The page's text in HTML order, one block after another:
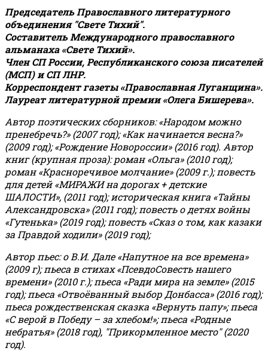
Председатель Православного литературного
объединения "Свете Тихий".
Составитель Международного православного
альманаха «Свете Тихий».
Член СП России, Республиканского союза писателей
(МСП) и СП ЛНР.
Корреспондент газеты «Православная Луганщина».
Лауреат литературной премии «Олега Бишерева».
Автор поэтических сборников: «Народом можно
пренебречь?» (2007 год); «Как начинается весна?»
(2009 год); «Рождение Новороссии» (2016 год). Автор
книг (крупная проза): роман «Ольга» (2010 год);
роман «Красноречивое молчание» (2009 г.); повесть
для детей «МИРАЖИ на дорогах + детские
ШАЛОСТИ», (2011 год); историческая книга «Тайны
Александровска» (2011 год); повесть о детях войны
«Гутенька» (2019 год); повесть «Сказ о том, как казаки
за Правдой ходили» (2019 год);
Автор пьес: о В.И. Дале «Напутное на все времена»
(2009 г); пьеса в стихах «ПсевдоСовесть нашего
времени» (2010 г.); пьеса «Ради мира на земле» (2015
год); пьеса «Отвоёванный выбор Донбасса» (2016 год);
пьеса рождественская сказка «Вернуть папу»; пьеса
«С верой в Победу – за хлебом!»;пьеса «Родные
небратья» (2018 год), "Прикормленное место" (2020
год).